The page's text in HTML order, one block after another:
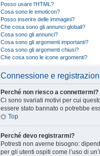
Posso usare l’HTML?
Cosa sono le emoticon?
Posso inserire delle immagini?
Che cosa sono gli annunci globali?
Cosa sono gli annunci?
Cosa sono gli argomenti importanti?
Cosa sono gli argomenti chiusi?
Che cosa sono le icone argomenti?
Connessione e
Perché non riesco a connettermi?
Ci sono svariati motivi per cui
essere stato bannato o potrebbe
Top
Perché devo registrarmi?
Potresti non averne bisogno:
per gli utenti ospiti come l’uso di